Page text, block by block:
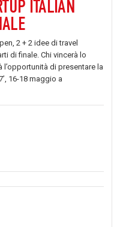
ITALIAN
2 + 2 idee di travel
di finale. Chi vincerà lo
l’opportunità di presentare la
16-18 maggio a